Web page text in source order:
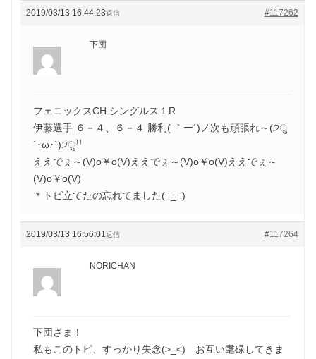
2019/03/13 16:44:23 #117262
返信
下団
フェニックスCH シングルス１R
伊藤選手 ６－４、６－４ 勝利( ｀ー´)ノ次も頑張れ～(੭ु
´･ω･`)੭ु⁾⁾
ええでぇ～(V)o￥o(V)ええでぇ～(V)o￥o(V)ええでぇ～
(V)o￥o(V)
＊トピ立てたの忘れてました(=_=)
2019/03/13 16:56:01 #117264
返信
NORICHAN
下団さま！
私もこのトピ、すっかり失念(>_<) お互い耄碌してきま